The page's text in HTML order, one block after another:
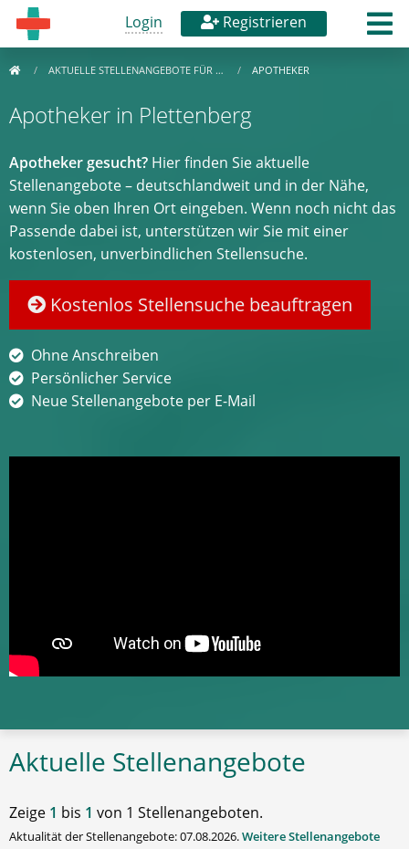
Login Registrieren
AKTUELLE STELLENANGEBOTE FÜR … APOTHEKER
Apotheker in Plettenberg
Apotheker gesucht? Hier finden Sie aktuelle
Stellenangebote – deutschlandweit und in der Nähe,
wenn Sie oben Ihren Ort eingeben. Wenn noch nicht das
Passende dabei ist, unterstützen wir Sie mit einer
kostenlosen, unverbindlichen Stellensuche.
Kostenlos Stellensuche beauftragen
Ohne Anschreiben
Persönlicher Service
Neue Stellenangebote per E-Mail
Aktuelle Stellenangebote
Zeige 1 bis 1 von 1 Stellenangeboten.
Aktualität der Stellenangebote: 07.08.2026.Weitere Stellenangebote